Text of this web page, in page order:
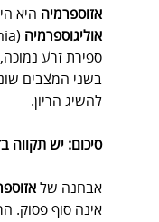
אזוספרמיה היא
אוליגוספרמיה
ספירת זרע
בשני המצבים
להשיג הריון.
סיכום: יש תקווה
אבחנה של
אינה סוף פסוק.